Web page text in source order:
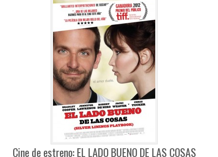
Cine de estreno: EL LADO BUENO DE LAS COSAS